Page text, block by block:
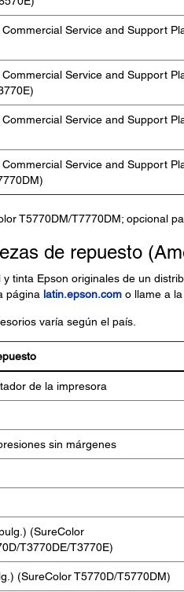
Service and Support
Service and Support
Service and Support
Service and Support
T5770DM/T7770DM; opcional
de repuesto
tinta Epson originales de un
página latin.epson.como llame a la
varía según el país.
de la impresora
sin márgenes
(SureColor
T3770DE/T3770E)
(SureColor T5770D/T5770DM)